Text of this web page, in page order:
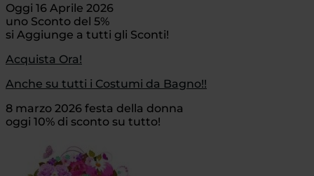
Oggi 16 Aprile 2026
uno Sconto del 5%
si Aggiunge a tutti gli Sconti!
Acquista Ora!
Anche su tutti i Costumi da Bagno!!
8 marzo 2026 festa della donna
oggi 10% di sconto su tutto!